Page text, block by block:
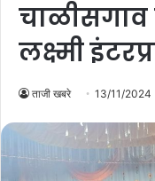
चाळीसगाव
लक्ष्मी
ताजी खबरे 13/11/2024